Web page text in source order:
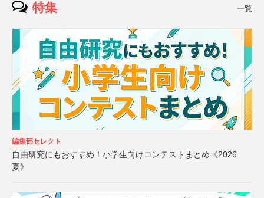
特集 一覧
編集部セレクト
自由研究にもおすすめ！小学生向けコンテストまとめ《2026
夏》